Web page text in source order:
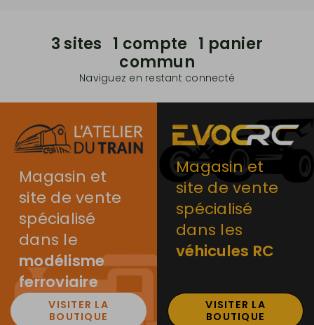
3 sites 1 compte 1 panier
commun
Naviguez en restant connecté
Magasin et
site de vente
spécialisé
dans le
modélisme
ferroviaire
VISITER LA
BOUTIQUE
Magasin et
site de vente
spécialisé
dans les
véhicules RC
VISITER LA
BOUTIQUE